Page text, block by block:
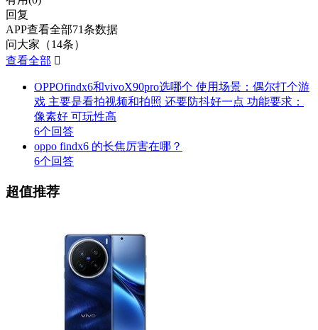
回复
APP查看全部71条数据
问大家（14条）
查看全部 
OPPOfindx6和vivoX90pro选哪个 使用场景：偶尔打个游
戏 主要是看拍视频和拍照 还要防抖好一点 功能要求：
像素好 可玩性高
6个回答
oppo findx6 的长焦厉害在哪？
6个回答
超值推荐